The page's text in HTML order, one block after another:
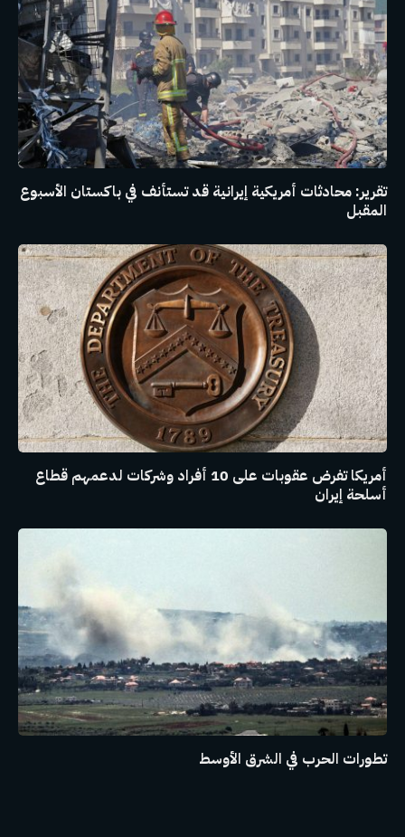
تقرير: محادثات أمريكية إيرانية قد تستأنف في باكستان الأسبوع
المقبل
أمريكا تفرض عقوبات على 10 أفراد وشركات لدعمهم قطاع
أسلحة إيران
تطورات الحرب في الشرق الأوسط